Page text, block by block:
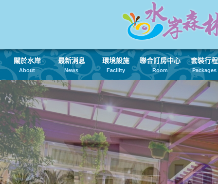
關於水岸
About
最新消息
News
環境設施
Facility
聯合訂房中心
Room
套裝行程
Packages